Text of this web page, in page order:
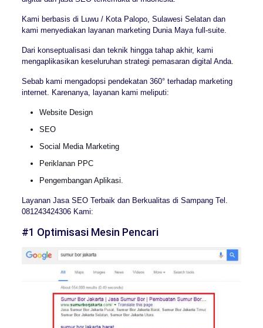
Kami berbasis di Luwu / Kota Palopo, Sulawesi Selatan dan
kami menyediakan layanan marketing Dunia Maya full-suite.
Dari konseptualisasi dan teknik hingga tahap akhir, kami
mengaplikasikan keseluruhan strategi pemasaran digital Anda.
Sebab kami mengadopsi pendekatan 360° terhadap marketing
internet. Karenanya, layanan kami meliputi:
Website Design
SEO
Social Media Marketing
Periklanan PPC
Pengembangan Aplikasi.
Layanan Jasa SEO Terbaik dan Berkualitas di Sampang Tel.
081243424306 Kami:
#1 Optimisasi Mesin Pencari